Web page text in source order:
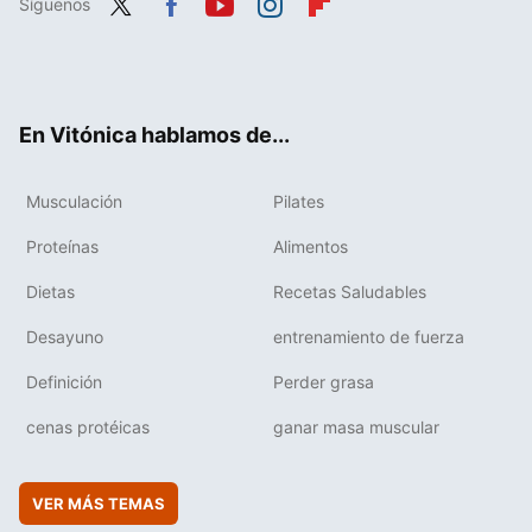
En Vitónica hablamos de...
Musculación Pilates
Proteínas Alimentos
Dietas Recetas Saludables
Desayuno entrenamiento de fuerza
Definición Perder grasa
cenas protéicas ganar masa muscular
VER MÁS TEMAS